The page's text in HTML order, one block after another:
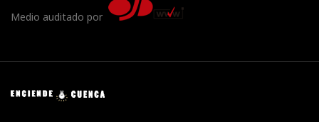
Medio auditado por